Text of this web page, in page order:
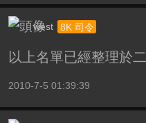
west 8K 司令
以上名單已經整理於
2010-7-5 01:39:39